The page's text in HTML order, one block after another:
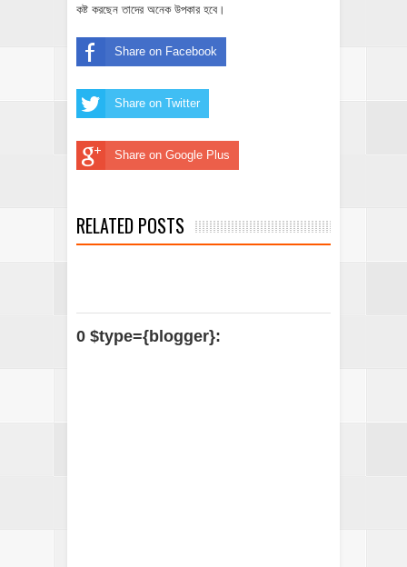
কষ্ট করছেন তাদের অনেক উপকার হবে।
Share on Facebook
Share on Twitter
Share on Google Plus
RELATED POSTS
0 $type={blogger}: